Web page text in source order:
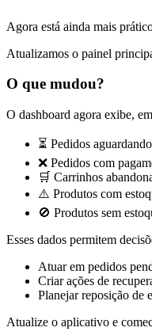
Agora está ainda mais
Atualizamos o painel
O que mudou?
O dashboard agora exibe,
⏳ Pedidos
❌ Pedidos com
🛒 Carrinhos
⚠️ Produtos com
🚫 Produtos sem
Esses dados permitem
Atuar em pedidos
Criar ações de
Planejar reposição de
Atualize o aplicativo e